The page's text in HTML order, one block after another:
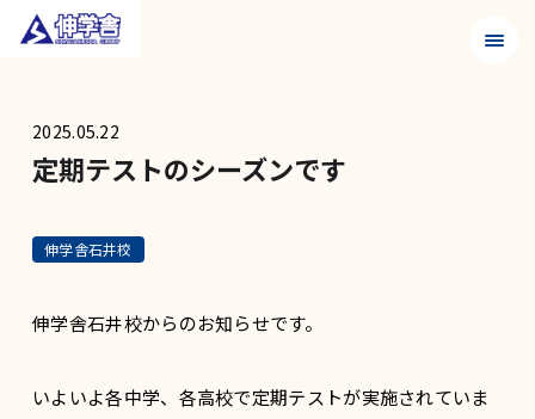
メニ
2025.05.22
定期テストのシーズンです
伸学舎石井校
伸学舎石井校からのお知らせです。
いよいよ各中学、各高校で定期テストが実施されていま